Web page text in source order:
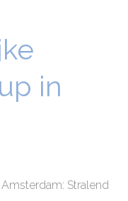
in
Stralend